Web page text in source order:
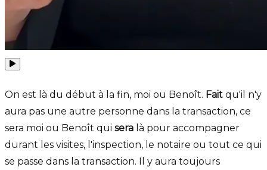
On est là du début à la fin, moi ou Benoît. Fait qu'il n'y
aura pas une autre personne dans la transaction, ce
sera moi ou Benoît qui sera là pour accompagner
durant les visites, l'inspection, le notaire ou tout ce qui
se passe dans la transaction. Il y aura toujours